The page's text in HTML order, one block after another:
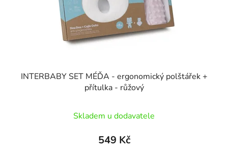
INTERBABY SET MÉĎA - ergonomický polštářek +
přítulka - růžový
Skladem u dodavatele
549 Kč